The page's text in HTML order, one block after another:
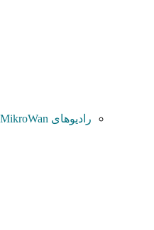
رادیوهای MikroWan